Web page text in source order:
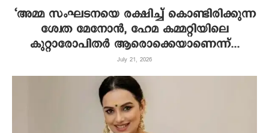
‘അമ്മ സംഘടനയെ രക്ഷിച്ച് കൊണ്ടിരിക്കുന്ന
ശ്വേത മേനോന്‍, ഹേമ കമ്മറ്റിയിലെ
കുറ്റാരോപിതര്‍ ആരൊക്കെയാണെന്ന്...
July 21, 2026